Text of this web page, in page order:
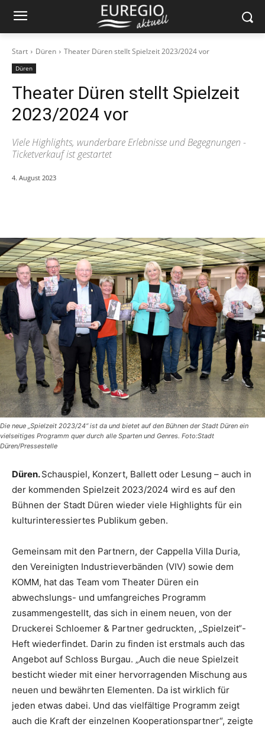
Start Düren Theater Düren stellt Spielzeit 2023/2024 vor
Düren
Theater Düren stellt Spielzeit
2023/2024 vor
Viele Highlights, wunderbare Erlebnisse und Begegnungen -
Ticketverkauf ist gestartet
4. August 2023
Die neue „Spielzeit 2023/24“ ist da und bietet auf den Bühnen der Stadt Düren ein
vielseitiges Programm quer durch alle Sparten und Genres. Foto:Stadt
Düren/Pressestelle
Düren.Schauspiel, Konzert, Ballett oder Lesung – auch in
der kommenden Spielzeit 2023/2024 wird es auf den
Bühnen der Stadt Düren wieder viele Highlights für ein
kulturinteressiertes Publikum geben.
Gemeinsam mit den Partnern, der Cappella Villa Duria,
den Vereinigten Industrieverbänden (VIV) sowie dem
KOMM, hat das Team vom Theater Düren ein
abwechslungs- und umfangreiches Programm
zusammengestellt, das sich in einem neuen, von der
Druckerei Schloemer & Partner gedruckten, „Spielzeit“-
Heft wiederfindet. Darin zu finden ist erstmals auch das
Angebot auf Schloss Burgau. „Auch die neue Spielzeit
besticht wieder mit einer hervorragenden Mischung aus
neuen und bewährten Elementen. Da ist wirklich für
jeden etwas dabei. Und das vielfältige Programm zeigt
auch die Kraft der einzelnen Kooperationspartner“, zeigte